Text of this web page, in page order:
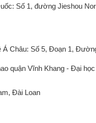
Số 1, đường Jieshou
Á Châu: Số 5, Đoạn 1,
quận Vĩnh Khang - Đại
Đài Loan